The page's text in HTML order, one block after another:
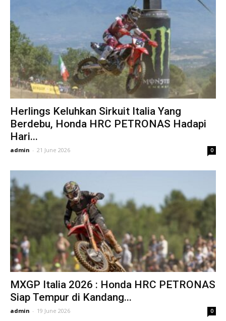
Herlings Keluhkan Sirkuit Italia Yang
Berdebu, Honda HRC PETRONAS Hadapi
Hari...
admin - 21 June 2026 0
MXGP Italia 2026 : Honda HRC PETRONAS
Siap Tempur di Kandang...
admin - 19 June 2026 0